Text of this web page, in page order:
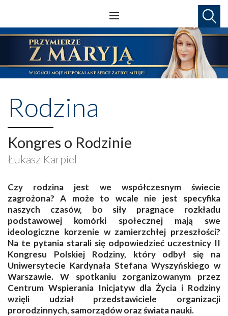
Rodzina
Kongres o Rodzinie
Łukasz Karpiel
Czy rodzina jest we współczesnym świecie
zagrożona? A może to wcale nie jest specyfika
naszych czasów, bo siły pragnące rozkładu
podstawowej komórki społecznej mają swe
ideologiczne korzenie w zamierzchłej przeszłości?
Na te pytania starali się odpowiedzieć uczestnicy II
Kongresu Polskiej Rodziny, który odbył się na
Uniwersytecie Kardynała Stefana Wyszyńskiego w
Warszawie. W spotkaniu zorganizowanym przez
Centrum Wspierania Inicjatyw dla Życia i Rodziny
wzięli udział przedstawiciele organizacji
prorodzinnych, samorządów oraz świata nauki.